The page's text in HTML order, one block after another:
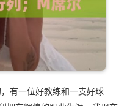
有一位好教练和一支好球